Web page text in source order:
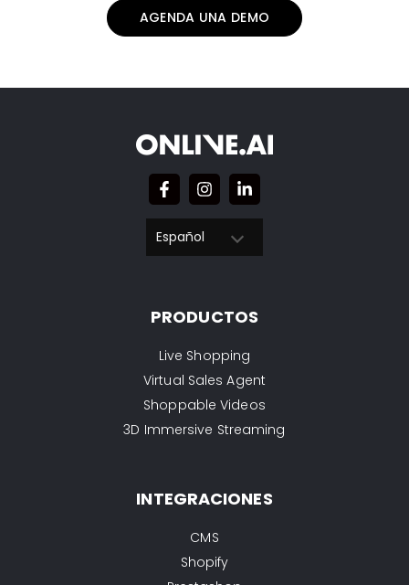
AGENDA UNA DEMO
Español
PRODUCTOS
Live Shopping
Virtual Sales Agent
Shoppable Videos
3D Immersive Streaming
INTEGRACIONES
CMS
Shopify